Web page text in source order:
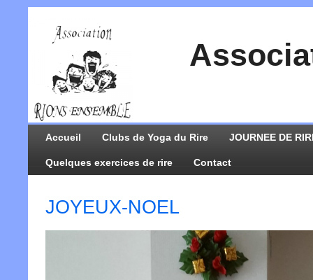
Accueil Clubs de Yoga du Rire JOURNEE DE
Quelques exercices de rire Contact
JOYEUX-NOEL